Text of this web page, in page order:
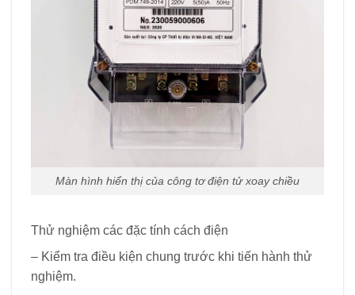
Màn hình hiển thị của công tơ điện tử xoay chiều
Thử nghiệm các đặc tính cách điện
– Kiểm tra điều kiện chung trước khi tiến hành thử
nghiệm.